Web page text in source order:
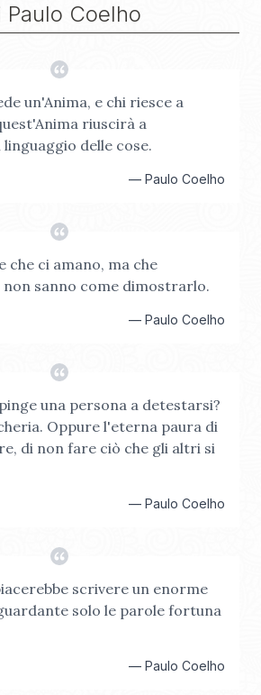
Paulo Coelho
un'Anima, e chi riesce a
riuscirà a
delle cose.
— Paulo Coelho
che ci amano, ma che
sanno come dimostrarlo.
— Paulo Coelho
una persona a detestarsi?
Oppure l'eterna paura di
di non fare ciò che gli altri si
— Paulo Coelho
scrivere un enorme
solo le parole fortuna
— Paulo Coelho